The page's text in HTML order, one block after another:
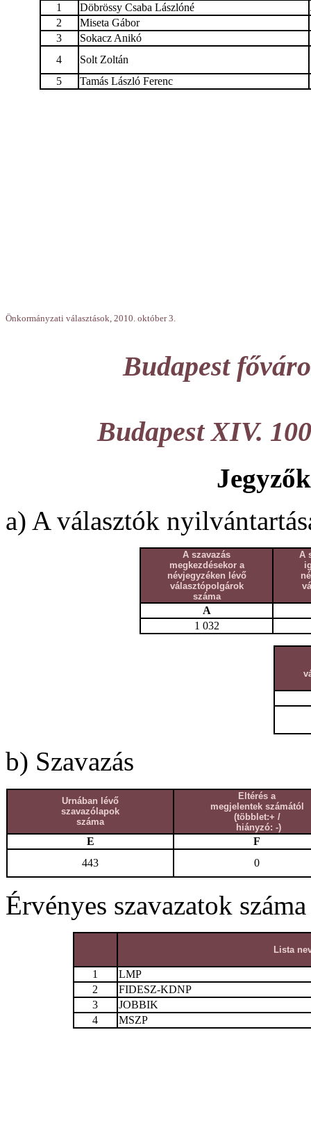
1 Döbrössy Csaba Lászlóné
2
Miseta Gábor
3
Sokacz Anikó
4
Solt Zoltán
5
Tamás László Ferenc
Önkormányzati választások, 2010. október 3.
Budapest
Budapest XIV.
a) A választók
A szavazás
megkezdésekor a
névjegyzéken lévő
választópolgárok
száma
A
A
1 032
b) Szavazás
Urnában lévő
szavazólapok
száma
Eltérés a
megjelentek számától
(többlet:+ /
hiányzó: -)
E
F
443
0
Érvényes szavazatok száma
Lista
1
LMP
2
FIDESZ-KDNP
3
JOBBIK
4
MSZP